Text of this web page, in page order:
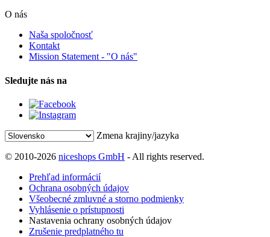
O nás
Naša spoločnosť
Kontakt
Mission Statement - "O nás"
Sledujte nás na
Zmena krajiny/jazyka
© 2010-2026 niceshops GmbH - All rights reserved.
Prehľad informácií
Ochrana osobných údajov
Všeobecné zmluvné a storno podmienky
Vyhlásenie o prístupnosti
Nastavenia ochrany osobných údajov
Zrušenie predplatného tu